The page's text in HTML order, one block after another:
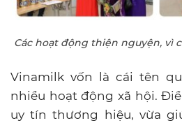
Các hoạt động thiện nguyện, vì
Vinamilk vốn là cái tên
nhiều hoạt động xã hội.
uy tín thương hiệu, vừa